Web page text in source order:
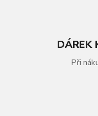
DÁREK
Při